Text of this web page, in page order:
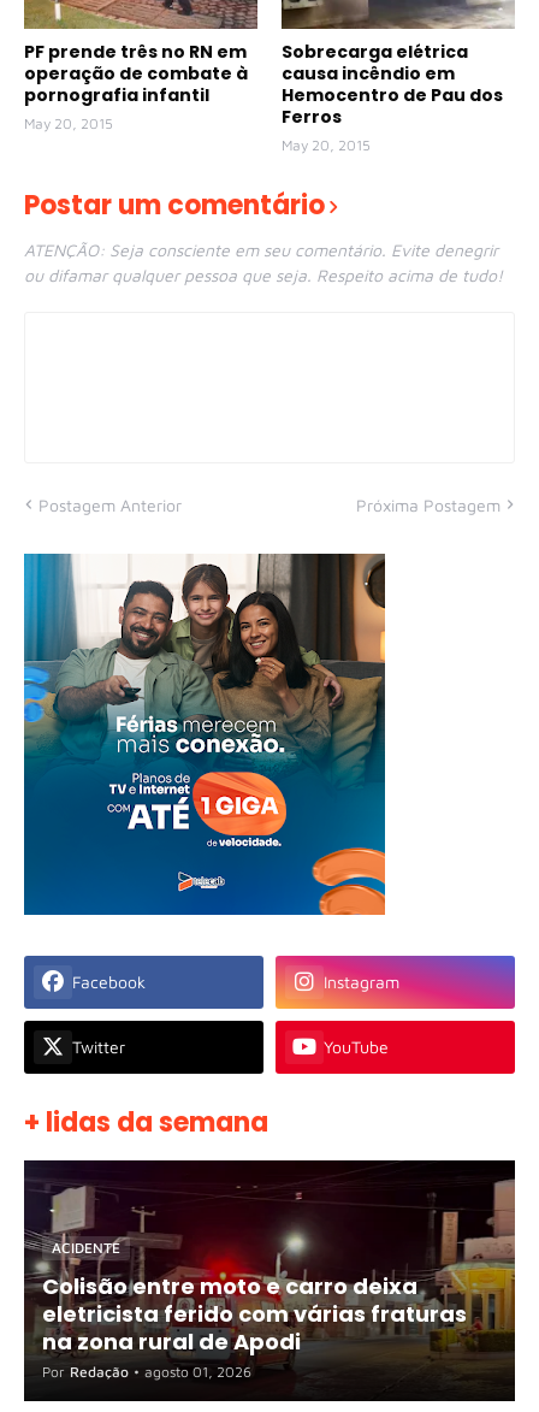
PF prende três no RN em
operação de combate à
pornografia infantil
May 20, 2015
Sobrecarga elétrica
causa incêndio em
Hemocentro de Pau dos
Ferros
May 20, 2015
Postar um comentário
ATENÇÃO: Seja consciente em seu comentário. Evite denegrir
ou difamar qualquer pessoa que seja. Respeito acima de tudo!
Postagem Anterior Próxima Postagem
Facebook Instagram
Twitter YouTube
+ lidas da semana
ACIDENTE
Colisão entre moto e carro deixa
eletricista ferido com várias fraturas
na zona rural de Apodi
Por Redação • agosto 01, 2026